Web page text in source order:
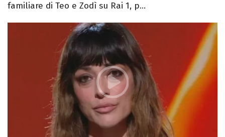
familiare di Teo e Zodì su Rai 1, p...